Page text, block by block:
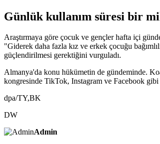
Günlük kullanım süresi bir
Araştırmaya göre çocuk ve gençler hafta içi
"Giderek daha fazla kız ve erkek çocuğu
güçlendirilmesi gerektiğini vurguladı.
Almanya'da konu hükümetin de gündeminde.
kongresinde TikTok, Instagram ve Facebook gibi
dpa/TY,BK
DW
Admin